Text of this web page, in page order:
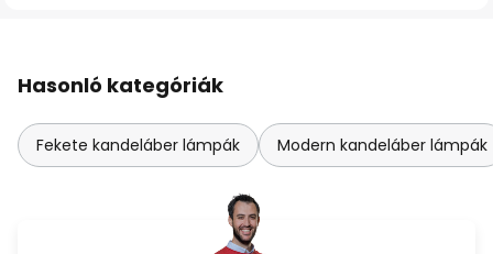
Hasonló kategóriák
Fekete kandeláber lámpák Modern kandeláber lámpák